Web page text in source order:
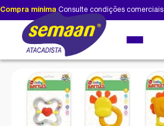
Compra mínima Consulte condições comerciais